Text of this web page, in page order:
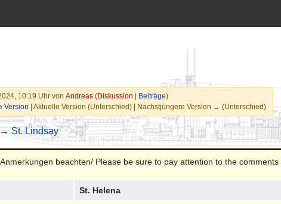
10:19 Uhr von Andreas (Diskussion Beiträge)
Version | Aktuelle Version (Unterschied) | Nächstjüngere Version → (Unterschied)
→St. Lindsay
beachten/ Please be sure to pay attention to the comments
St. Helena